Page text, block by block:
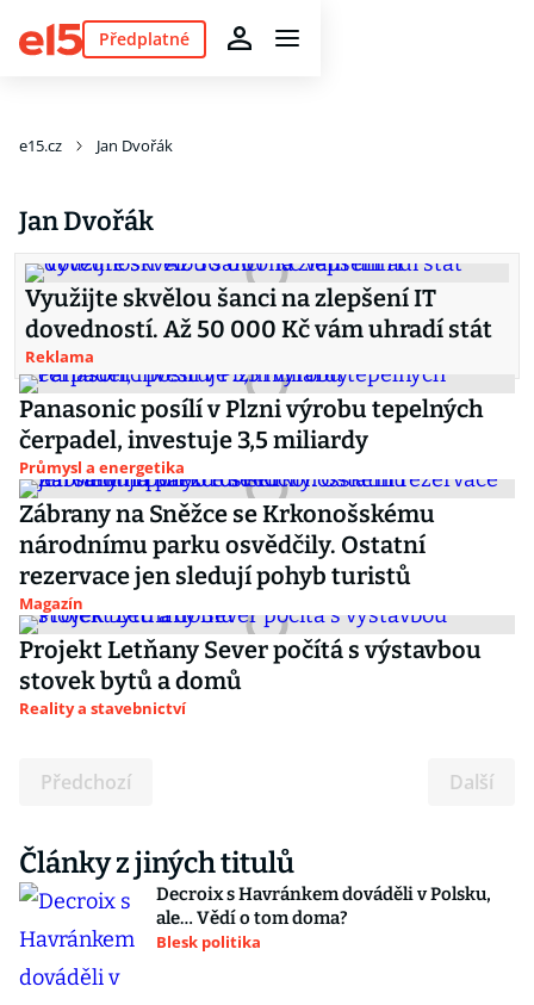
Předplatné
e15.cz Jan Dvořák
Jan Dvořák
Využijte skvělou šanci na zlepšení IT
dovedností. Až 50 000 Kč vám uhradí stát
Reklama
Panasonic posílí v Plzni výrobu tepelných
čerpadel, investuje 3,5 miliardy
Průmysl a energetika
Zábrany na Sněžce se Krkonošskému
národnímu parku osvědčily. Ostatní
rezervace jen sledují pohyb turistů
Magazín
Projekt Letňany Sever počítá s výstavbou
stovek bytů a domů
Reality a stavebnictví
Předchozí Další
Články z jiných titulů
Decroix s Havránkem dováděli v Polsku,
ale… Vědí o tom doma?
Blesk politika